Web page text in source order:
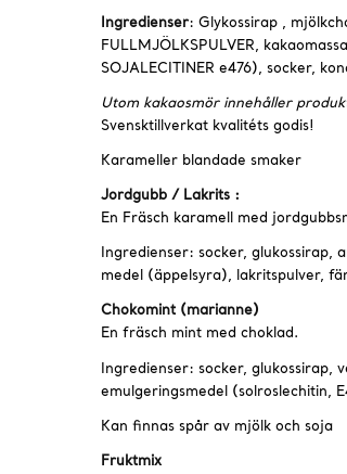
Ingredienser: Glykossirap ,
FULLMJÖLKSPULVER,
SOJALECITINER e476), socker,
Utom kakaosmör innehåller
Svensktillverkat kvalitéts godis!
Karameller blandade smaker
Jordgubb / Lakrits :
En Fräsch karamell med
Ingredienser: socker, glukossirap,
medel (äppelsyra), lakritspulver,
Chokomint (marianne)
En fräsch mint med choklad.
Ingredienser: socker, glukossirap,
emulgeringsmedel (solroslechitin,
Kan finnas spår av mjölk och soja
Fruktmix